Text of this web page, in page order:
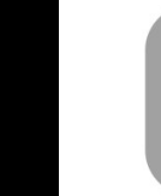
個創造冠
每當
的新球隊
總會留下
站，他離
後賽。